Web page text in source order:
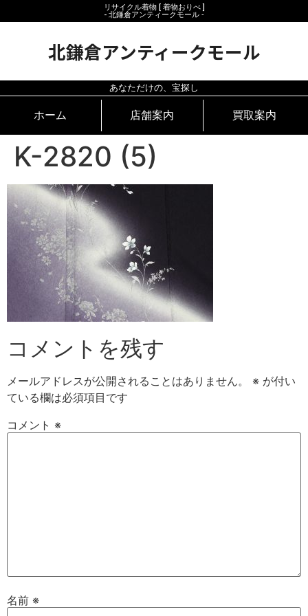
リサイクル着物 [ 着物おりべ ]
- 北鎌倉アンティークモール ‐
北鎌倉アンティークモール
あなただけの、宝探し
ホーム 店舗案内 買取案内
K-2820 (5)
コメントを残す
メールアドレスが公開されることはありません。 ※ が付い
ている欄は必須項目です
コメント ※
名前 ※